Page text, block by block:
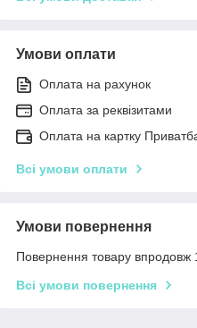
Умови оплати
Оплата на рахунок
Оплата за реквізитами
Оплата на картку
Всі умови оплати
Умови повернення
Повернення товару впродовж
Всі умови повернення